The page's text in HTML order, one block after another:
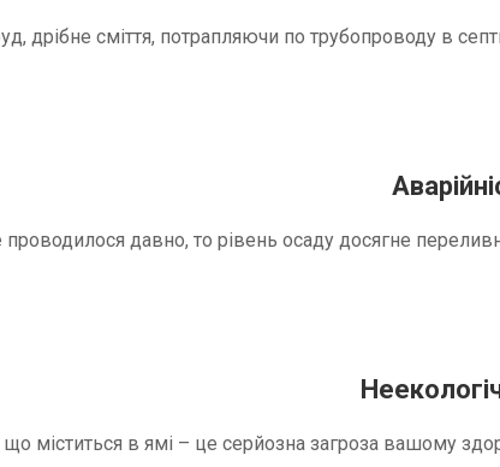
дрібне сміття, потрапляючи по трубопроводу в
давно, то рівень осаду досягне
що міститься в ямі – це серйозна загроза вашому